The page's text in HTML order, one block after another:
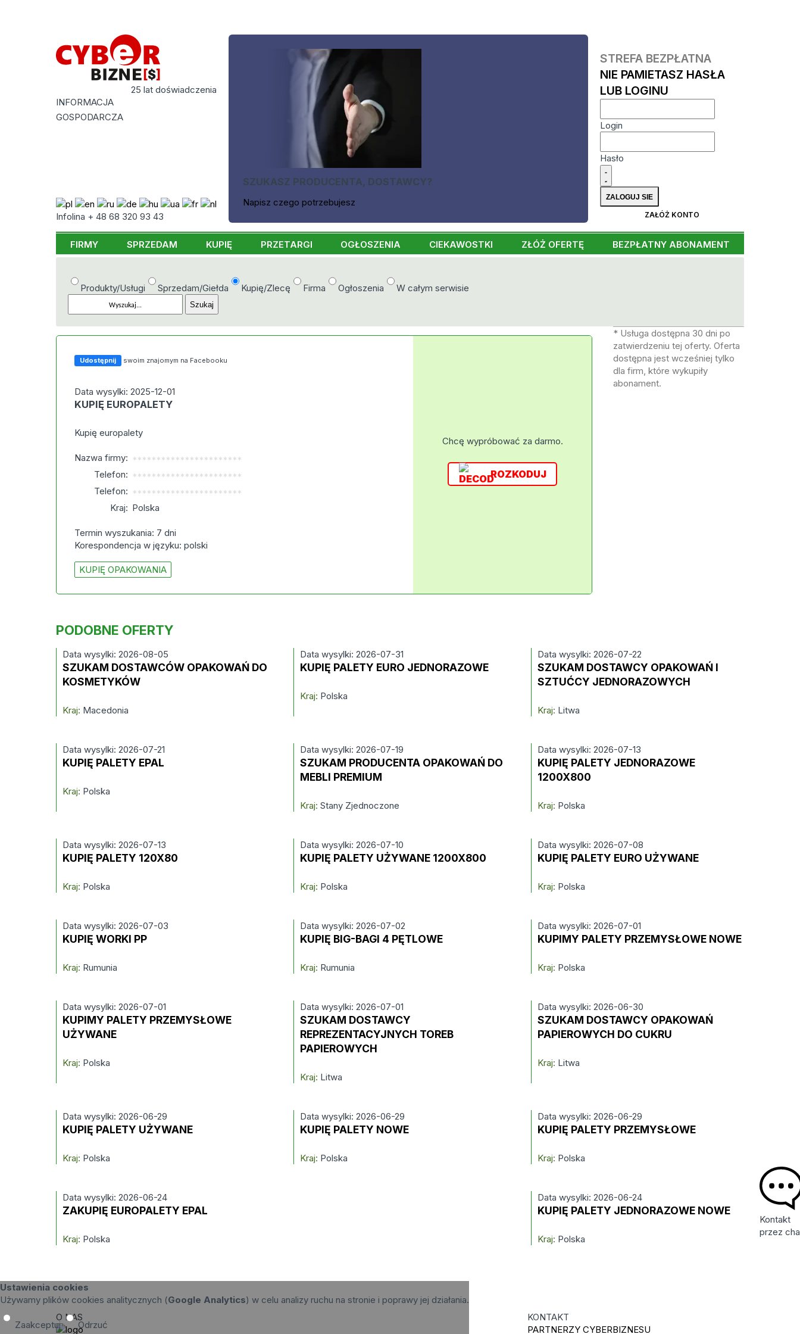
25 lat doświadczenia
INFORMACJA
GOSPODARCZA
Infolina + 48 68 320 93 43
SZUKASZ PRODUCENTA, DOSTAWCY?
Napisz czego potrzebujesz
STREFA BEZPŁATNA
NIE PAMIETASZ HASŁA
LUB LOGINU
Login
Hasło
ZAŁÓŻ KONTO
FIRMY SPRZEDAM KUPIĘ PRZETARGI OGŁOSZENIA CIEKAWOSTKI ZŁÓŻ OFERTĘ BEZPŁATNY ABONAMENT
Produkty/Usługi Sprzedam/Giełda Kupię/Zlecę Firma Ogłoszenia W całym serwisie
Udostępnij swoim znajomym na Facebooku
Data wysylki: 2025-12-01
KUPIĘ EUROPALETY
Kupię europalety
Nazwa firmy: ***********************
Telefon: ***********************
Telefon: ***********************
Kraj: Polska
Termin wyszukania: 7 dni
Korespondencja w języku: polski
KUPIĘ OPAKOWANIA
Chcę wypróbować za darmo.
ROZKODUJ
* Usługa dostępna 30 dni po
zatwierdzeniu tej oferty. Oferta
dostępna jest wcześniej tylko
dla firm, które wykupiły
abonament.
PODOBNE OFERTY
Data wysylki: 2026-08-05
SZUKAM DOSTAWCÓW OPAKOWAŃ DO
KOSMETYKÓW
Kraj: Macedonia
Data wysylki: 2026-07-31
KUPIĘ PALETY EURO JEDNORAZOWE
Kraj: Polska
Data wysylki: 2026-07-22
SZUKAM DOSTAWCY OPAKOWAŃ I
SZTUĆCY JEDNORAZOWYCH
Kraj: Litwa
Data wysylki: 2026-07-21
KUPIĘ PALETY EPAL
Kraj: Polska
Data wysylki: 2026-07-19
SZUKAM PRODUCENTA OPAKOWAŃ DO
MEBLI PREMIUM
Kraj: Stany Zjednoczone
Data wysylki: 2026-07-13
KUPIĘ PALETY JEDNORAZOWE
1200X800
Kraj: Polska
Data wysylki: 2026-07-13
KUPIĘ PALETY 120X80
Kraj: Polska
Data wysylki: 2026-07-10
KUPIĘ PALETY UŻYWANE 1200X800
Kraj: Polska
Data wysylki: 2026-07-08
KUPIĘ PALETY EURO UŻYWANE
Kraj: Polska
Data wysylki: 2026-07-03
KUPIĘ WORKI PP
Kraj: Rumunia
Data wysylki: 2026-07-02
KUPIĘ BIG-BAGI 4 PĘTLOWE
Kraj: Rumunia
Data wysylki: 2026-07-01
KUPIMY PALETY PRZEMYSŁOWE NOWE
Kraj: Polska
Data wysylki: 2026-07-01
KUPIMY PALETY PRZEMYSŁOWE
UŻYWANE
Kraj: Polska
Data wysylki: 2026-07-01
SZUKAM DOSTAWCY
REPREZENTACYJNYCH TOREB
PAPIEROWYCH
Kraj: Litwa
Data wysylki: 2026-06-30
SZUKAM DOSTAWCY OPAKOWAŃ
PAPIEROWYCH DO CUKRU
Kraj: Litwa
Data wysylki: 2026-06-29
KUPIĘ PALETY UŻYWANE
Kraj: Polska
Data wysylki: 2026-06-29
KUPIĘ PALETY NOWE
Kraj: Polska
Data wysylki: 2026-06-29
KUPIĘ PALETY PRZEMYSŁOWE
Kraj: Polska
Data wysylki: 2026-06-24
ZAKUPIĘ EUROPALETY EPAL
Kraj: Polska
Data wysylki: 2026-06-24
KUPIĘ PALETY JEDNORAZOWE NOWE
Kraj: Polska
Kontakt
przez
Ustawienia cookies
Używamy plików cookies analitycznych (Google Analytics) w celu analizy ruchu na stronie i poprawy jej działania.
Zaakceptuj Odrzuć
O NAS
KONTAKT
PARTNERZY CYBERBIZNESU